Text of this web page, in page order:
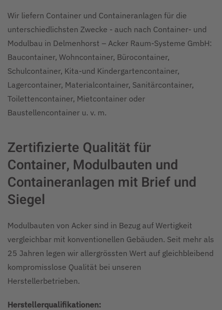
Wir liefern Container und Containeranlagen für die
unterschiedlichsten Zwecke - auch nach Container- und
Modulbau in Delmenhorst – Acker Raum-Systeme GmbH:
Baucontainer, Wohncontainer, Bürocontainer,
Schulcontainer, Kita-und Kindergartencontainer,
Lagercontainer, Materialcontainer, Sanitärcontainer,
Toilettencontainer, Mietcontainer oder
Baustellencontainer u. v. m.
Zertifizierte Qualität für
Container, Modulbauten und
Containeranlagen mit Brief und
Siegel
Modulbauten von Acker sind in Bezug auf Wertigkeit
vergleichbar mit konventionellen Gebäuden. Seit mehr als
25 Jahren legen wir allergrössten Wert auf gleichbleibend
kompromisslose Qualität bei unseren
Herstellerbetrieben.
Herstellerqualifikationen: